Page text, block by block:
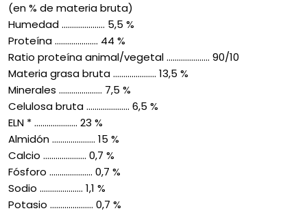
(en % de materia bruta)
Humedad ..................... 5,5 %
Proteína ..................... 44 %
Ratio proteína animal/vegetal ..................... 90/10
Materia grasa bruta ..................... 13,5 %
Minerales ..................... 7,5 %
Celulosa bruta ..................... 6,5 %
ELN * ..................... 23 %
Almidón ..................... 15 %
Calcio ..................... 0,7 %
Fósforo ..................... 0,7 %
Sodio ..................... 1,1 %
Potasio ..................... 0,7 %